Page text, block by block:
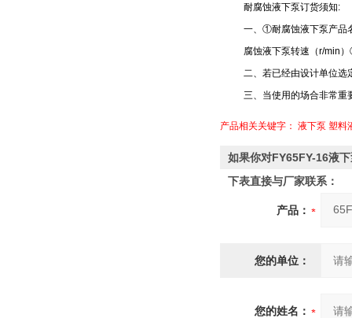
耐腐蚀液下泵订货须知:
一、①耐腐蚀液下泵产品
腐蚀液下泵转速（r/min
二、若已经由设计单位选
三、当使用的场合非常重
产品相关关键字： 液下泵 塑料
如果你对FY65FY-16液
下表直接与厂家联系：
产品：
您的单位：
您的姓名：